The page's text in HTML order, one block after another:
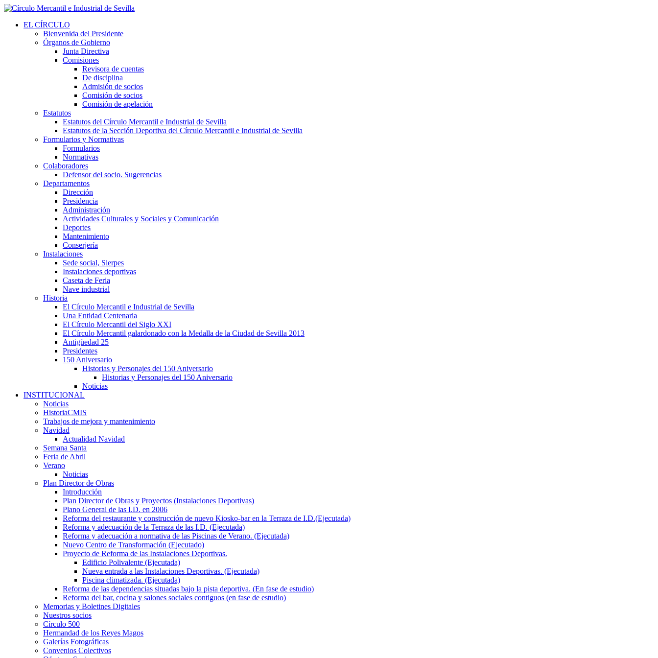
EL CÍRCULO
Bienvenida del Presidente
Órganos de Gobierno
Junta Directiva
Comisiones
Revisora de cuentas
De disciplina
Admisión de socios
Comisión de socios
Comisión de apelación
Estatutos
Estatutos del Círculo Mercantil e Industrial de Sevilla
Estatutos de la Sección Deportiva del Círculo Mercantil e Industrial de Sevilla
Formularios y Normativas
Formularios
Normativas
Colaboradores
Defensor del socio. Sugerencias
Departamentos
Dirección
Presidencia
Administración
Actividades Culturales y Sociales y Comunicación
Deportes
Mantenimiento
Conserjería
Instalaciones
Sede social, Sierpes
Instalaciones deportivas
Caseta de Feria
Nave industrial
Historia
El Círculo Mercantil e Industrial de Sevilla
Una Entidad Centenaria
El Círculo Mercantil del Siglo XXI
El Círculo Mercantil galardonado con la Medalla de la Ciudad de Sevilla 2013
Antigüedad 25
Presidentes
150 Aniversario
Historias y Personajes del 150 Aniversario
Historias y Personajes del 150 Aniversario
Noticias
INSTITUCIONAL
Noticias
HistoriaCMIS
Trabajos de mejora y mantenimiento
Navidad
Actualidad Navidad
Semana Santa
Feria de Abril
Verano
Noticias
Plan Director de Obras
Introducción
Plan Director de Obras y Proyectos (Instalaciones Deportivas)
Plano General de las I.D. en 2006
Reforma del restaurante y construcción de nuevo Kiosko-bar en la Terraza de I.D.(Ejecutada)
Reforma y adecuación de la Terraza de las I.D. (Ejecutada)
Reforma y adecuación a normativa de las Piscinas de Verano. (Ejecutada)
Nuevo Centro de Transformación (Ejecutado)
Proyecto de Reforma de las Instalaciones Deportivas.
Edificio Polivalente (Ejecutada)
Nueva entrada a las Instalaciones Deportivas. (Ejecutada)
Piscina climatizada. (Ejecutada)
Reforma de las dependencias situadas bajo la pista deportiva. (En fase de estudio)
Reforma del bar, cocina y salones sociales contiguos (en fase de estudio)
Memorias y Boletines Digitales
Nuestros socios
Círculo 500
Hermandad de los Reyes Magos
Galerías Fotográficas
Convenios Colectivos